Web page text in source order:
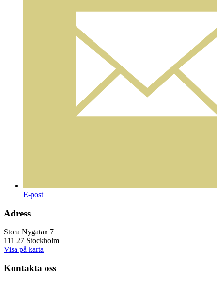
E-post
Adress
Stora Nygatan 7
111 27 Stockholm
Visa på karta
Kontakta oss